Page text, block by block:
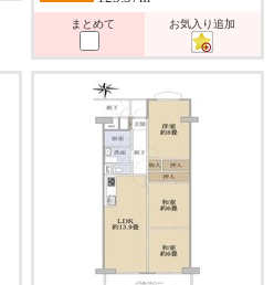
まとめて お気入り追加